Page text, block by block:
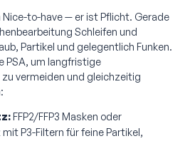
to-have — er ist Pflicht. Gerade
Schleifen und
Partikel und gelegentlich Funken.
PSA, um langfristige
vermeiden und gleichzeitig
FFP2/FFP3 Masken oder
P3-Filtern für feine Partikel,